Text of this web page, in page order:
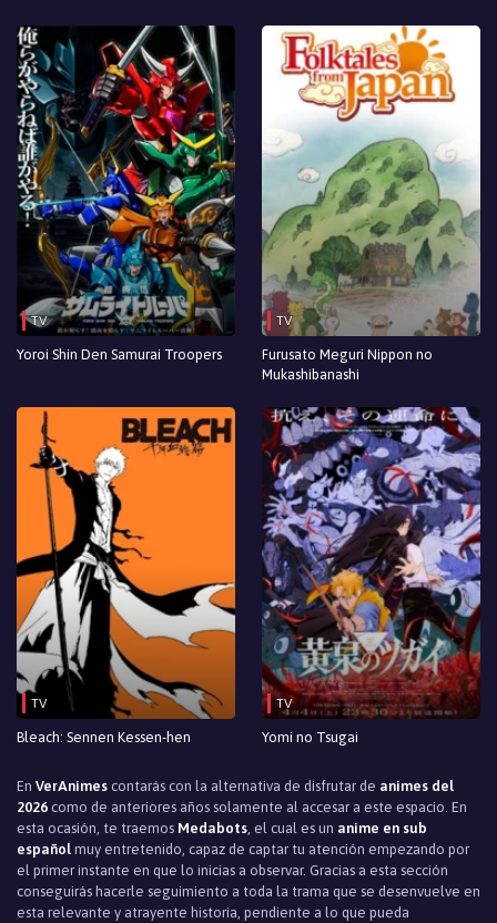
Episodio 36
Episodio 35
Episodio 34
Episodio 33
Episodio 32
Episodio 31
Episodio 30
Episodio 29
Episodio 27
Episodio 26
Episodio 25
Episodio 24
Episodio 23
Episodio 22
Episodio 21
Episodio 19
Episodio 18
Episodio 17
TV
Yoroi Shin Den Samurai Troopers
TV
Furusato Meguri Nippon no
Mukashibanashi
TV
Bleach: Sennen Kessen-hen
TV
Yomi no Tsugai
En VerAnimes contarás con la alternativa de disfrutar de animes del
2026 como de anteriores años solamente al accesar a este espacio. En
esta ocasión, te traemos Medabots , el cual es un anime en sub
español muy entretenido, capaz de captar tu atención empezando por
el primer instante en que lo inicias a observar. Gracias a esta sección
conseguirás hacerle seguimiento a toda la trama que se desenvuelve en
esta relevante y atrayente historia, pendiente a lo que pueda